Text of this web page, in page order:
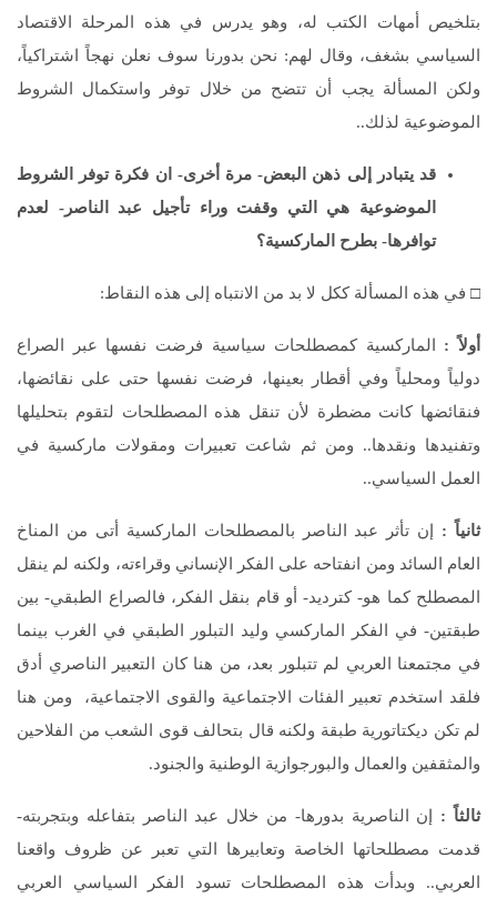
بتلخيص أمهات الكتب له، وهو يدرس في هذه المرحلة الاقتصاد
السياسي بشغف، وقال لهم: نحن بدورنا سوف نعلن نهجاً اشتراكياً،
ولكن المسألة يجب أن تتضح من خلال توفر واستكمال الشروط
الموضوعية لذلك..
قد يتبادر إلى ذهن البعض- مرة أخرى- ان فكرة توفر الشروط
الموضوعية هي التي وقفت وراء تأجيل عبد الناصر- لعدم
توافرها- بطرح الماركسية؟
□ في هذه المسألة ككل لا بد من الانتباه إلى هذه النقاط:
أولاً : الماركسية كمصطلحات سياسية فرضت نفسها عبر الصراع
دولياً ومحلياً وفي أقطار بعينها، فرضت نفسها حتى على نقائضها،
فنقائضها كانت مضطرة لأن تنقل هذه المصطلحات لتقوم بتحليلها
وتفنيدها ونقدها.. ومن ثم شاعت تعبيرات ومقولات ماركسية في
العمل السياسي..
ثانياً : إن تأثر عبد الناصر بالمصطلحات الماركسية أتى من المناخ
العام السائد ومن انفتاحه على الفكر الإنساني وقراءته، ولكنه لم ينقل
المصطلح كما هو- كترديد- أو قام بنقل الفكر، فالصراع الطبقي- بين
طبقتين- في الفكر الماركسي وليد التبلور الطبقي في الغرب بينما
في مجتمعنا العربي لم تتبلور بعد، من هنا كان التعبير الناصري أدق
فلقد استخدم تعبير الفئات الاجتماعية والقوى الاجتماعية، ومن هنا
لم تكن ديكتاتورية طبقة ولكنه قال بتحالف قوى الشعب من الفلاحين
والمثقفين والعمال والبورجوازية الوطنية والجنود.
ثالثاً : إن الناصرية بدورها- من خلال عبد الناصر بتفاعله وبتجربته-
قدمت مصطلحاتها الخاصة وتعابيرها التي تعبر عن ظروف واقعنا
العربي.. وبدأت هذه المصطلحات تسود الفكر السياسي العربي